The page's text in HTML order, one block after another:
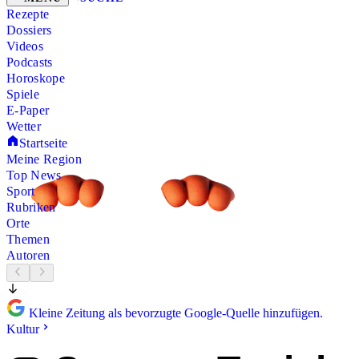
Rezepte
Dossiers
Videos
Podcasts
Horoskope
Spiele
E-Paper
Wetter
Startseite
Meine Region
Top News
Sport
Rubriken
Orte
Themen
Autoren
Kleine Zeitung als bevorzugte Google-Quelle hinzufügen.
Kultur